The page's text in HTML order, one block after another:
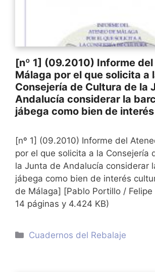
[nº 1] (09.2010) Informe
Málaga por el que solicita a
Consejería de Cultura de la
Andalucía considerar la
jábega como bien de
[nº 1] (09.2010) Informe del
por el que solicita a la Consejería
la Junta de Andalucía considerar
jábega como bien de interés
de Málaga] [Pablo Portillo / Felipe
14 páginas y 4.424 KB)
Categorías
Cuadernos del Rebalaje